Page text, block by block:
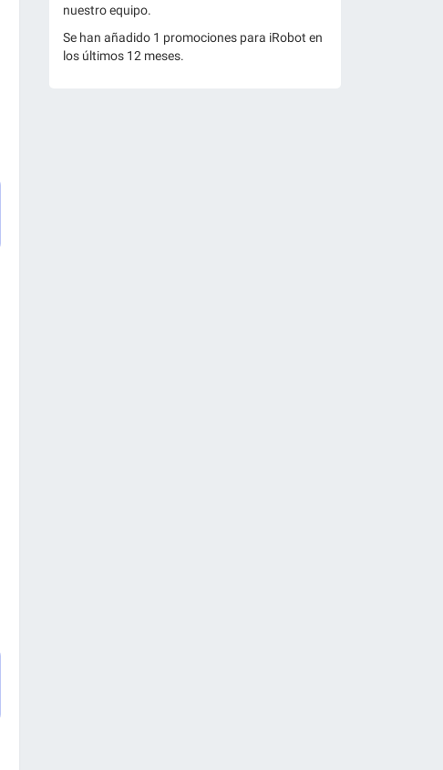
nuestro equipo.
Se han añadido 1 promociones para iRobot en
los últimos 12 meses.